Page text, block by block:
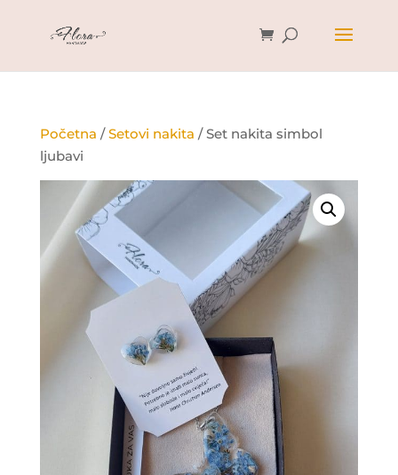
Početna /Setovi nakita / Set nakita simbol
ljubavi